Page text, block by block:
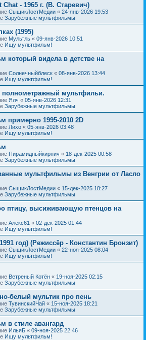
- 1965 г. (В. Старевич)
СыщикЛостМедии « 24-янв-2026 19:53
Зарубежные мультфильмы
(1995)
Мультль « 09-янв-2026 10:51
Ищу мультфильм!
который видела в детстве на
Солнечныйблеск « 08-янв-2026 13:44
Ищу мультфильм!
полнометражный мультфильи.
Ялч « 05-янв-2026 12:31
Зарубежные мультфильмы
примерно 1995-2010 2D
Лихо « 05-янв-2026 03:48
Ищу мультфильм!
Пирамидныйкирпич « 18-дек-2025 00:58
Зарубежные мультфильмы
мультфильмы из Венгрии от Ласло
СыщикЛостМедии « 15-дек-2025 18:27
Зарубежные мультфильмы
птицу, высиживающую птенцов на
Алекс61 « 02-дек-2025 01:44
Ищу мультфильм!
год) (Режиссёр - Константин Бронзит)
СыщикЛостМедии « 22-ноя-2025 08:04
Ищу мультфильм!
Ветреный Котён « 19-ноя-2025 02:15
Зарубежные мультфильмы
белый мультик про пень
ТувинскийЧай « 15-ноя-2025 18:21
Зарубежные мультфильмы
в стиле авангард
ИльяБ « 09-ноя-2025 22:46
Ищу мультфильм!